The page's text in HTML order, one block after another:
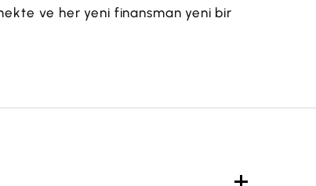
ve her yeni finansman yeni bir